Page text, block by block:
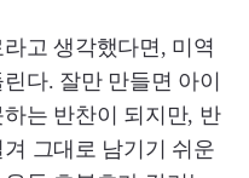
고 생각했다면, 미역
다. 잘만 만들면 아이
는 반찬이 되지만, 반
그대로 남기기 쉬운